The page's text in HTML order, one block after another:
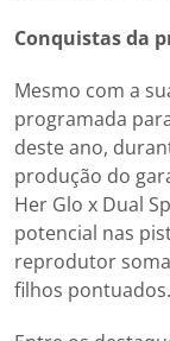
Conquistas da
Mesmo com a
programada
deste ano,
produção do
Her Glo x Dual
potencial nas
reprodutor
filhos pontuados.